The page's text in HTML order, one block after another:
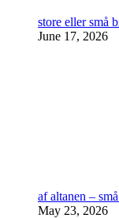
store eller små
June 17, 2026
af altanen –
May 23, 2026